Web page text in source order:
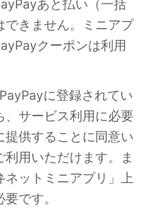
あと払い（一括
きません。ミニアプ
クーポンは利用
に登録されてい
、サービス利用に必要
供することに同意い
用いただけます。ま
ットミニアプリ」上
です。